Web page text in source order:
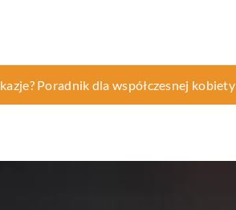
dla siebie?
Poradnik dla współczesnej kobiety
w Twoim domu?